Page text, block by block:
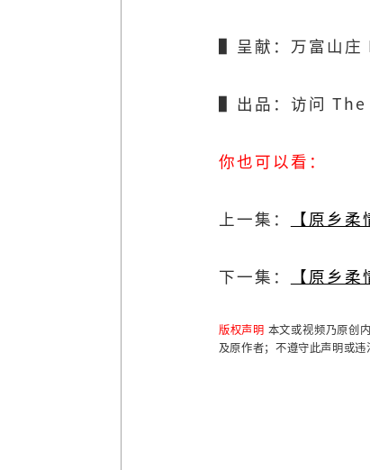
▌呈献：万富山
▌出品：访问
你也可以看：
上一集： 【原乡
下一集： 【原乡
版权声明 本文或视频乃原创
及原作者；不遵守此声明或